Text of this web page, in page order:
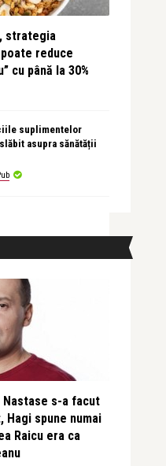
strategia
reduce
cu până la 30%
suplimentelor
asupra sănătății
Nastase s-a facut
spune numai
Raicu era ca